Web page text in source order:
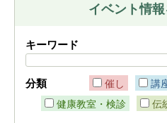
イベント情
キーワード
分類 催し
講
健康教室・検診
伝